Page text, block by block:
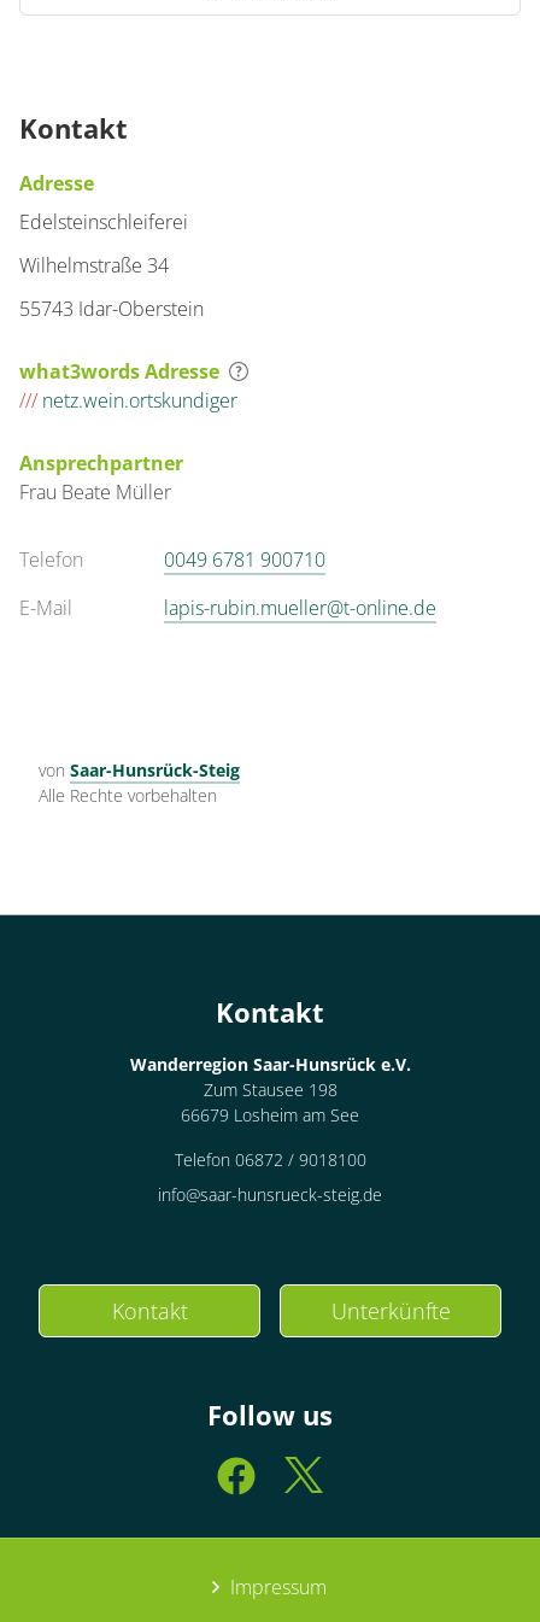
Kontakt
Adresse
Edelsteinschleiferei
Wilhelmstraße 34
55743 Idar-Oberstein
what3words Adresse
/// netz.wein.ortskundiger
Ansprechpartner
Frau Beate Müller
Telefon
0049 6781 900710
E-Mail
lapis-rubin.mueller@t-online.de
von Saar-Hunsrück-Steig
Alle Rechte vorbehalten
Kontakt
Wanderregion Saar-Hunsrück e.V.
Zum Stausee 198
66679 Losheim am See
Telefon 06872 / 9018100
info@saar-hunsrueck-steig.de
Kontakt Unterkünfte
Follow us
Impressum